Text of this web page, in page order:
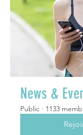
News &
Public · 1133